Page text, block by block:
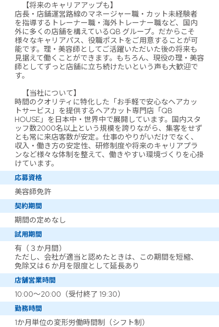
【将来のキャリアアップも】
店長・店舗運営路線のマネージャー職・カット未経験者
を指導するトレーナー職・海外トレーナー職など、国内
外に多くの店舗を構えているQB グループ。だからこそ
様々なキャリアパス、役職ポストをご用意することが可
能です。理・美容師としてご活躍いただいた後の将来も
見据えて働くことができます。もちろん、現役の理・美容
師としてずっと店舗に立ち続けたいという声も大歓迎で
す。
【当社について】
時間のクオリティに特化した「お手軽で安心なヘアカッ
トサービス」を提供するヘアカット専門店「QB
HOUSE」を日本中・世界中で展開しています。国内スタ
ッフ数2000名以上という規模を誇りながら、集客をせず
とも常に来店客数が安定。仕事のやりがいだけでなく、
収入・働き方の安定性、研修制度や将来のキャリアプラ
ンなど様々な体制を整えて、働きやすい環境づくりを心掛
けています。
応募資格
美容師免許
契約期間
期間の定めなし
試用期間
有（３か月間）
ただし、会社が適当と認めたときは、この期間を短縮、
免除又は６か月を限度として延長あり
店舗営業時間
10:00～20:00（受付終了 19:30）
勤務時間
1か月単位の変形労働時間制（シフト制）